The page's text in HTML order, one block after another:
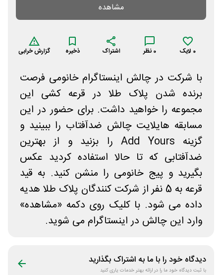
مشاهده
0 لایک 0 نظر اشتراک ذخیره گزارش خرابی
با شرکت در چالش اینستاگرام خانومی فرصت
برنده شدن پلاک طلا در قرعه کشی این
مجموعه را خواهید داشت. برای حضور در این
مسابقه هایلایت چالش ضدآفتاب را ببینید و
گزینه Add Yours را بزنید و از بهترین
ضدآفتابی که تا حالا استفاده کردید عکس
بگیرید و پیج خانومی را منشن کنید. به قید
قرعه به 5 نفر از شرکت کنندگان پلاک طلا هدیه
داده می شود. با کلیک روی دکمه «مشاهده»
وارد این چالش در اینستاگرام می شوید.
دیدگاه خود را با ما به اشتراک بگذارید
با ثبت دیدگاه خود ما را در ارائه بهتر خدمات یاری کنید